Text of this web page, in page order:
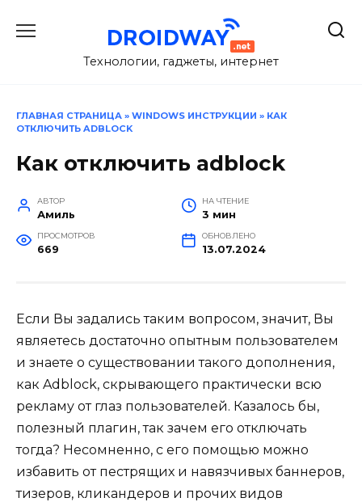
Технологии, гаджеты, интернет
ГЛАВНАЯ СТРАНИЦА » WINDOWS ИНСТРУКЦИИ » КАК
ОТКЛЮЧИТЬ ADBLOCK
Как отключить adblock
АВТОР
Амиль
НА ЧТЕНИЕ
3 мин
ПРОСМОТРОВ
669
ОБНОВЛЕНО
13.07.2024
Если Вы задались таким вопросом, значит, Вы
являетесь достаточно опытным пользователем
и знаете о существовании такого дополнения,
как Adblock, скрывающего практически всю
рекламу от глаз пользователей. Казалось бы,
полезный плагин, так зачем его отключать
тогда? Несомненно, с его помощью можно
избавить от пестрящих и навязчивых баннеров,
тизеров, кликандеров и прочих видов